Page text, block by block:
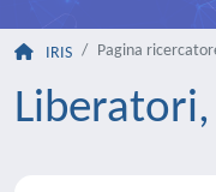
IRIS Pagina